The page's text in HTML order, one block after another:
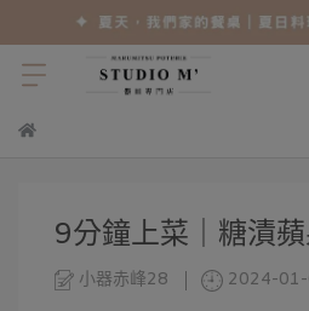
9分鐘上菜｜糖漬
小器赤峰28 2024-